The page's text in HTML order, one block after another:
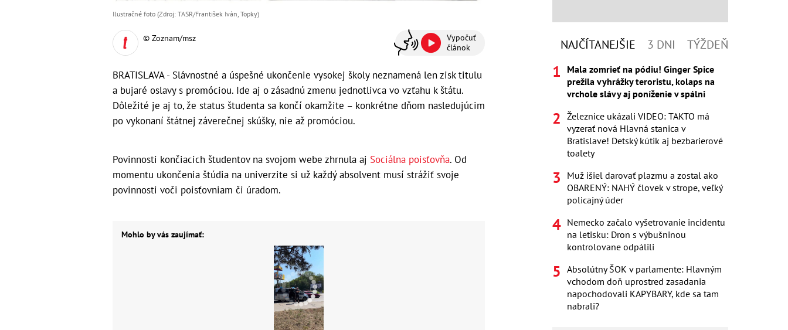
Ilustračné foto (Zdroj: TASR/František Iván, Topky)
© Zoznam/msz
Vypočuť
článok
BRATISLAVA - Slávnostné a úspešné ukončenie vysokej školy neznamená len zisk titulu
a bujaré oslavy s promóciou. Ide aj o zásadnú zmenu jednotlivca vo vzťahu k štátu.
Dôležité je aj to, že status študenta sa končí okamžite – konkrétne dňom nasledujúcim
po vykonaní štátnej záverečnej skúšky, nie až promóciou.
Povinnosti končiacich študentov na svojom webe zhrnula aj Sociálna poisťovňa. Od
momentu ukončenia štúdia na univerzite si už každý absolvent musí strážiť svoje
povinnosti voči poisťovniam či úradom.
Mohlo by vás zaujímať:
NAJČÍTANEJŠIE 3 DNI TÝŽDEŇ
Mala zomrieť na pódiu! Ginger Spice
prežila vyhrážky teroristu, kolaps na
vrchole slávy aj poníženie v spálni
Železnice ukázali VIDEO: TAKTO má
vyzerať nová Hlavná stanica v
Bratislave! Detský kútik aj bezbarierové
toalety
Muž išiel darovať plazmu a zostal ako
OBARENÝ: NAHÝ človek v strope, veľký
policajný úder
Nemecko začalo vyšetrovanie incidentu
na letisku: Dron s výbušninou
kontrolovane odpálili
Absolútny ŠOK v parlamente: Hlavným
vchodom doň uprostred zasadania
napochodovali KAPYBARY, kde sa tam
nabrali?